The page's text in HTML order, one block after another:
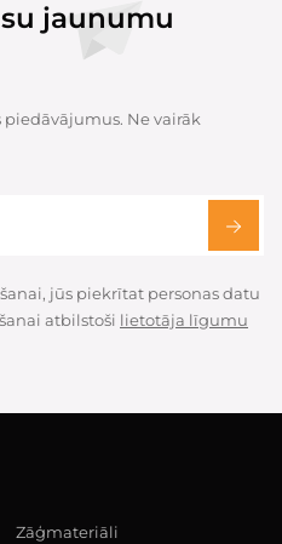
jaunumu
Ne vairāk
jūs piekrītat personas datu
atbilstoši lietotāja līgumu
Zāģmateriāli